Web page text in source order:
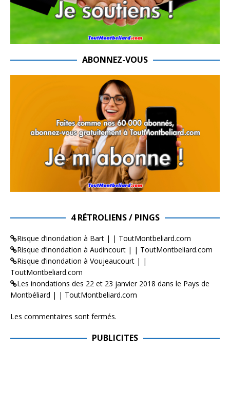
ABONNEZ-VOUS
4 RÉTROLIENS / PINGS
Risque d’inondation à Bart | | ToutMontbeliard.com
Risque d’inondation à Audincourt | | ToutMontbeliard.com
Risque d’inondation à Voujeaucourt | |
ToutMontbeliard.com
Les inondations des 22 et 23 janvier 2018 dans le Pays de
Montbéliard | | ToutMontbeliard.com
Les commentaires sont fermés.
PUBLICITES